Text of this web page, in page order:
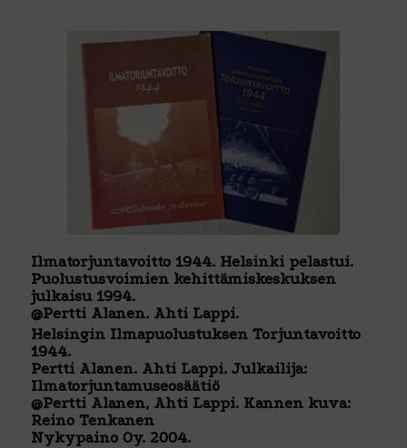
Ilmatorjuntavoitto 1944. Helsinki pelastui.
Puolustusvoimien kehittämiskeskuksen
julkaisu 1994.
@Pertti Alanen. Ahti Lappi.
Helsingin Ilmapuolustuksen Torjuntavoitto
1944.
Pertti Alanen. Ahti Lappi. Julkailija:
Ilmatorjuntamuseosäätiö
@Pertti Alanen, Ahti Lappi. Kannen kuva:
Reino Tenkanen
Nykypaino Oy. 2004.